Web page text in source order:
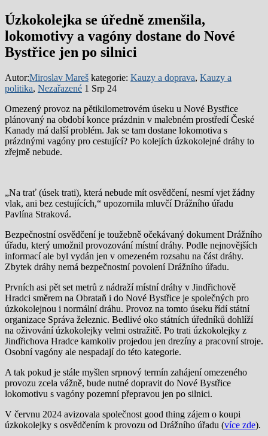
Úzkokolejka se úředně zmenšila,
lokomotivy a vagóny dostane do Nové
Bystřice jen po silnici
Autor:Miroslav Mareš kategorie: Kauzy a doprava, Kauzy a
politika, Nezařazené 1 Srp 24
Omezený provoz na pětikilometrovém úseku u Nové Bystřice
plánovaný na období konce prázdnin v malebném prostředí České
Kanady má další problém. Jak se tam dostane lokomotiva s
prázdnými vagóny pro cestující? Po kolejích úzkokolejné dráhy to
zřejmě nebude.
„Na trať (úsek trati), která nebude mít osvědčení, nesmí vjet žádny
vlak, ani bez cestujících,“ upozornila mluvčí Drážního úřadu
Pavlína Straková.
Bezpečnostní osvědčení je toužebně očekávaný dokument Drážního
úřadu, který umožnil provozování místní dráhy. Podle nejnovějších
informací ale byl vydán jen v omezeném rozsahu na část dráhy.
Zbytek dráhy nemá bezpečnostní povolení Drážního úřadu.
Prvních asi pět set metrů z nádraží místní dráhy v Jindřichově
Hradci směrem na Obrataň i do Nové Bystřice je společných pro
úzkokolejnou i normální dráhu. Provoz na tomto úseku řídí státní
organizace Správa železnic. Bedlivé oko státních úředníků dohlíží
na oživování úzkokolejky velmi ostražitě. Po trati úzkokolejky z
Jindřichova Hradce kamkoliv projedou jen drezíny a pracovní stroje.
Osobní vagóny ale nespadají do této kategorie.
A tak pokud je stále myšlen srpnový termín zahájení omezeného
provozu zcela vážně, bude nutné dopravit do Nové Bystřice
lokomotivu s vagóny pozemní přepravou jen po silnici.
V červnu 2024 avizovala společnost good thing zájem o koupi
úzkokolejky s osvědčením k provozu od Drážního úřadu (více zde).